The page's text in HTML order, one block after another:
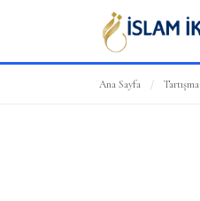
Ana Sayfa / Tartışma